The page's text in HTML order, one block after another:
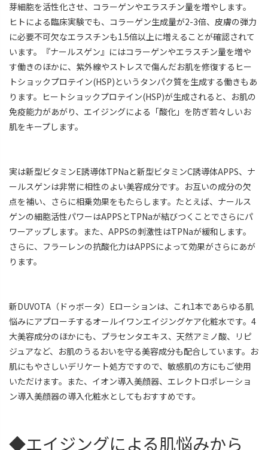
芽細胞を活性化させ、コラーゲンやエラスチン量を増やします。
ヒトによる臨床実験でも、コラーゲン生成量が2-3倍、皮膚の弾力
に必要不可欠なエラスチンも1.5倍以上に増えることが確認されて
います。『ナールスゲン』にはコラーゲンやエラスチン量を増や
す働きのほかに、紫外線やストレスで傷んだお肌を修復するヒー
トショックプロテイン(HSP)というタンパク質を生成する働きもあ
ります。ヒートショックプロテイン(HSP)が生成されると、お肌の
免疫能力があがり、エイジングによる「酸化」を防ぎ若々しいお
肌をキープします。
実は新型ビタミンE誘導体TPNaと新型ビタミンC誘導体APPS、ナ
ールスゲンは非常に相性のよい美容成分です。お互いの成分の欠
点を補い、さらに相乗効果をもたらします。たとえば、ナールス
ゲンの細胞活性パワーはAPPSとTPNaが結びつくことでさらにパ
ワーアップします。また、APPSの刺激性はTPNaが緩和します。
さらに、フラーレンの抗酸化力はAPPSによって効果がさらにあが
ります。
新DUVOTA（ドゥボータ）Eローションは、これ1本であらゆる肌
悩みにアプローチするオールイワンエイジングケア化粧水です。4
大美容成分のほかにも、プラセンタエキス、天然アミノ酸、リピ
ジュアなど、お肌のうるおいを守る美容成分も配合しています。お
肌にもやさしいデリケート処方ですので、敏感肌の方にもご使用
いただけます。また、イオン導入美顔器、エレクトロポレーショ
ン導入美顔器の導入化粧水としてもおすすめです。
◆エイジングによる肌悩みから